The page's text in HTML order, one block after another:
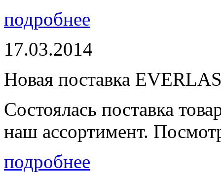
подробнее
17.03.2014
Новая поставка
Состоялась поставка
наш ассортимент.
подробнее